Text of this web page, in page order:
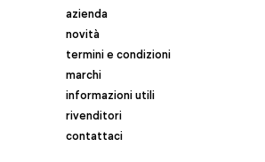
azienda
novità
termini e condizioni
marchi
informazioni utili
rivenditori
contattaci